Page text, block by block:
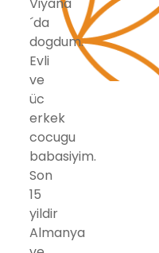
´da
dogdum.
Evli
ve
üc
erkek
cocugu
babasiyim.
Son
15
yildir
Almanya